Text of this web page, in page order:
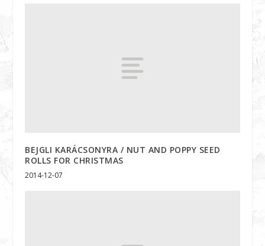
BEJGLI KARÁCSONYRA / NUT AND POPPY SEED
ROLLS FOR CHRISTMAS
2014-12-07